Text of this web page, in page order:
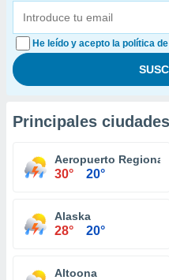
He leído y acepto la política
Principales ciudades
Aeropuerto
30° 20°
Alaska
28° 20°
Altoona